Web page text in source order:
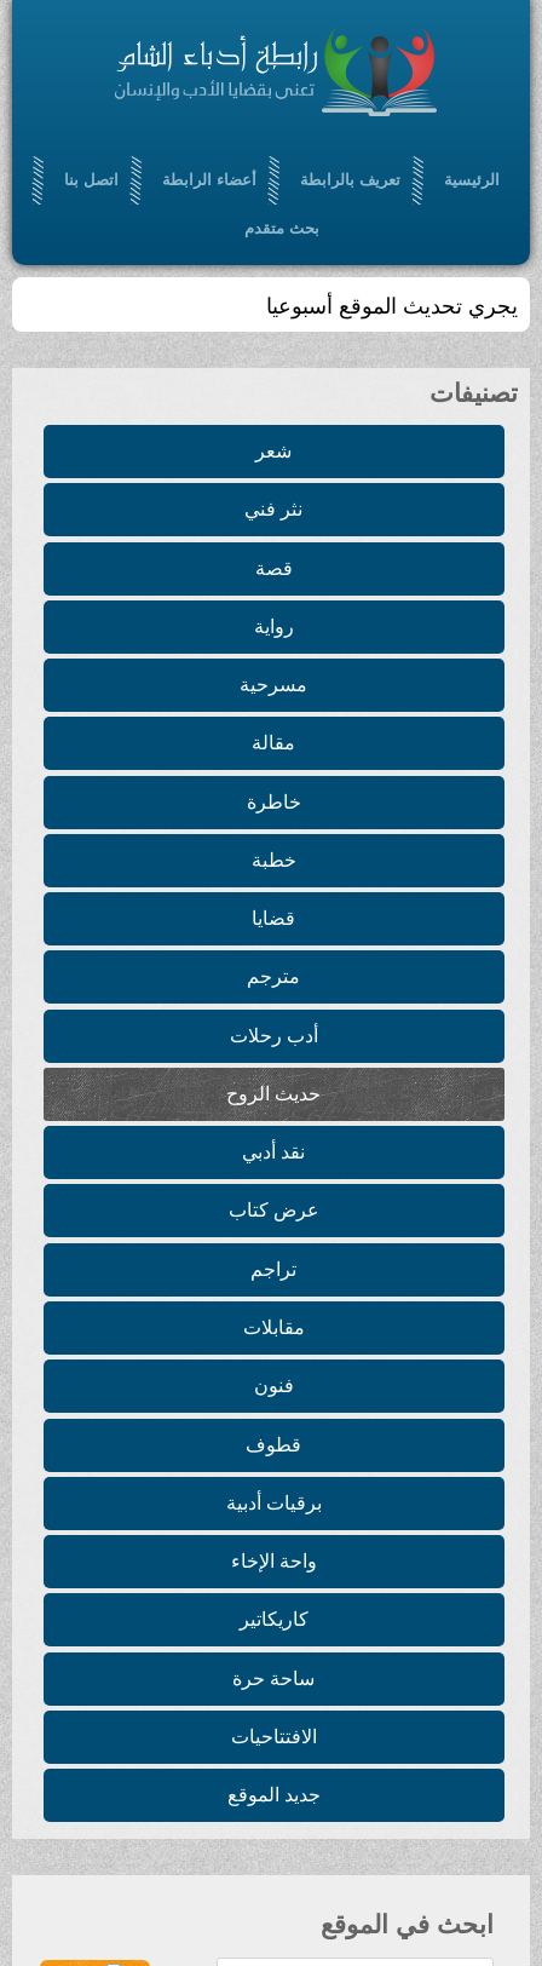
الرئيسية تعريف بالرابطة أعضاء الرابطة اتصل بنا
بحث متقدم
يجري تحديث الموقع أسبوعيا
تصنيفات
شعر
نثر فني
قصة
رواية
مسرحية
مقالة
خاطرة
خطبة
قضايا
مترجم
أدب رحلات
حديث الروح
نقد أدبي
عرض كتاب
تراجم
مقابلات
فنون
قطوف
برقيات أدبية
واحة الإخاء
كاريكاتير
ساحة حرة
الافتتاحيات
جديد الموقع
ابحث في الموقع